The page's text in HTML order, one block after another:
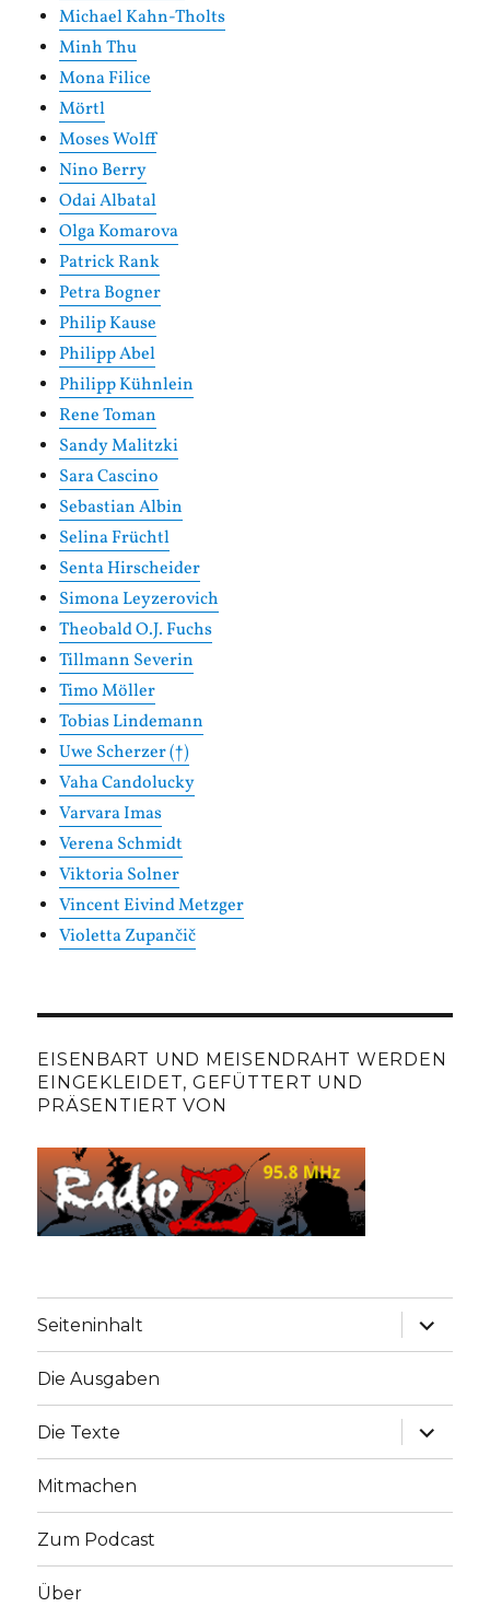
Michael Kahn-Tholts
Minh Thu
Mona Filice
Mörtl
Moses Wolff
Nino Berry
Odai Albatal
Olga Komarova
Patrick Rank
Petra Bogner
Philip Kause
Philipp Abel
Philipp Kühnlein
Rene Toman
Sandy Malitzki
Sara Cascino
Sebastian Albin
Selina Früchtl
Senta Hirscheider
Simona Leyzerovich
Theobald O.J. Fuchs
Tillmann Severin
Timo Möller
Tobias Lindemann
Uwe Scherzer (†)
Vaha Candolucky
Varvara Imas
Verena Schmidt
Viktoria Solner
Vincent Eivind Metzger
Violetta Zupančič
EISENBART UND MEISENDRAHT WERDEN
EINGEKLEIDET, GEFÜTTERT UND
PRÄSENTIERT VON
Seiteninhalt
Die Ausgaben
Die Texte
Mitmachen
Zum Podcast
Über